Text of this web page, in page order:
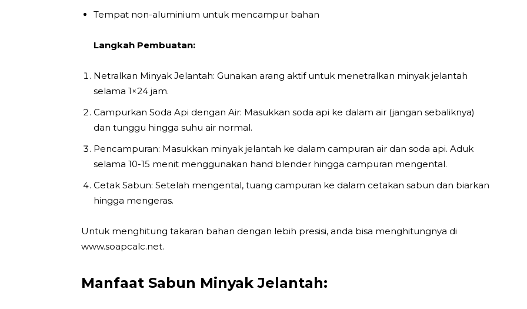
Tempat non-aluminium untuk mencampur bahan
Langkah Pembuatan:
Netralkan Minyak Jelantah: Gunakan arang aktif untuk menetralkan minyak jelantah
selama 1×24 jam.
Campurkan Soda Api dengan Air: Masukkan soda api ke dalam air (jangan sebaliknya)
dan tunggu hingga suhu air normal.
Pencampuran: Masukkan minyak jelantah ke dalam campuran air dan soda api. Aduk
selama 10-15 menit menggunakan hand blender hingga campuran mengental.
Cetak Sabun: Setelah mengental, tuang campuran ke dalam cetakan sabun dan biarkan
hingga mengeras.
Untuk menghitung takaran bahan dengan lebih presisi, anda bisa menghitungnya di
www.soapcalc.net.
Manfaat Sabun Minyak Jelantah: